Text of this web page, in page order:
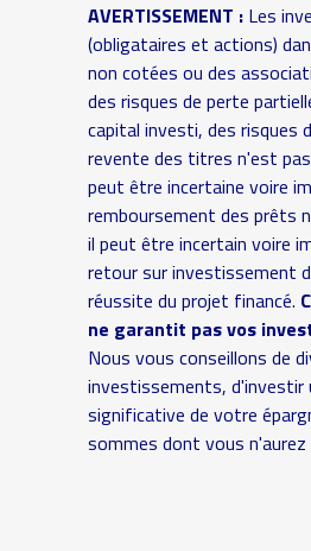
AVERTISSEMENT :Les
(obligataires et actions)
non cotées ou des
des risques de perte
capital investi, des risques
revente des titres n'est
peut être incertaine voire
remboursement des prêts
il peut être incertain voire
retour sur investissement
réussite du projet financé.
ne garantit pas vos
Nous vous conseillons de
investissements, d'investir
significative de votre
sommes dont vous n'aurez